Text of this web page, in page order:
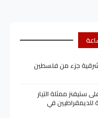
جزء من فلسطين
ستيفنز ممثلة التيار
للديمقراطيين في